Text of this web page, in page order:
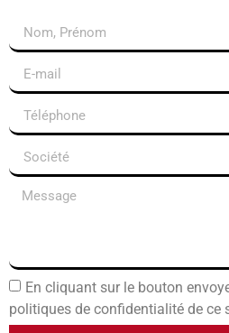
En cliquant sur le bouton
politiques de confidentialité de ce